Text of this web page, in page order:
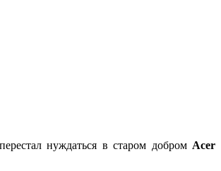
нуждаться в старом добром Acer